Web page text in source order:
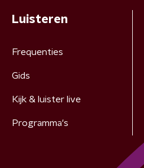
Luisteren
Frequenties
Gids
Kijk & luister live
Programma's